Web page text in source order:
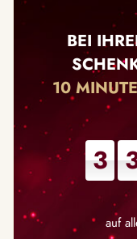
BEI
10
3
auf